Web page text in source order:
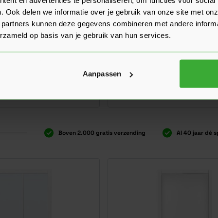
Ook delen we informatie over je gebruik van onze site met
kunnen deze gegevens combineren met andere
op basis van je gebruik van hun services.
Aanpassen
SSL 4403 Nevel
Skantrae SlimSeries SSL
Verkrijgbaar in 11 varianten
Boven 2.000 gratis verzending Al 40 jaar dé